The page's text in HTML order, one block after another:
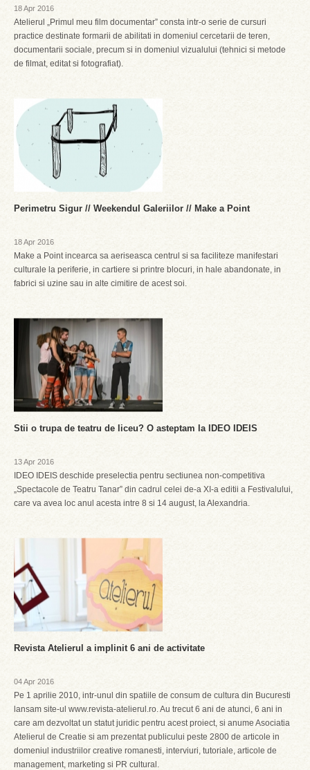
18 Apr 2016
Atelierul „Primul meu film documentar” consta intr-o serie de cursuri
practice destinate formarii de abilitati in domeniul cercetarii de teren,
documentarii sociale, precum si in domeniul vizualului (tehnici si metode
de filmat, editat si fotografiat).
Perimetru Sigur // Weekendul Galeriilor // Make a Point
18 Apr 2016
Make a Point incearca sa aeriseasca centrul si sa faciliteze manifestari
culturale la periferie, in cartiere si printre blocuri, in hale abandonate, in
fabrici si uzine sau in alte cimitire de acest soi.
Stii o trupa de teatru de liceu? O asteptam la IDEO IDEIS
13 Apr 2016
IDEO IDEIS deschide preselectia pentru sectiunea non-competitiva
„Spectacole de Teatru Tanar” din cadrul celei de-a XI-a editii a Festivalului,
care va avea loc anul acesta intre 8 si 14 august, la Alexandria.
Revista Atelierul a implinit 6 ani de activitate
04 Apr 2016
Pe 1 aprilie 2010, intr-unul din spatiile de consum de cultura din Bucuresti
lansam site-ul www.revista-atelierul.ro. Au trecut 6 ani de atunci, 6 ani in
care am dezvoltat un statut juridic pentru acest proiect, si anume Asociatia
Atelierul de Creatie si am prezentat publicului peste 2800 de articole in
domeniul industriilor creative romanesti, interviuri, tutoriale, articole de
management, marketing si PR cultural.